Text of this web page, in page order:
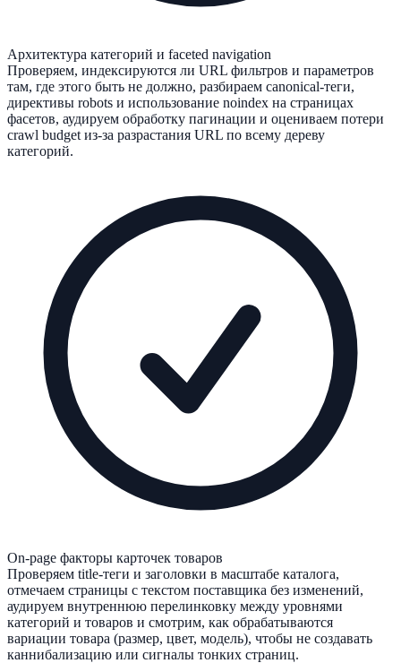
Архитектура категорий и faceted navigation
Проверяем, индексируются ли URL фильтров и параметров
там, где этого быть не должно, разбираем canonical-теги,
директивы robots и использование noindex на страницах
фасетов, аудируем обработку пагинации и оцениваем потери
crawl budget из-за разрастания URL по всему дереву
категорий.
On-page факторы карточек товаров
Проверяем title-теги и заголовки в масштабе каталога,
отмечаем страницы с текстом поставщика без изменений,
аудируем внутреннюю перелинковку между уровнями
категорий и товаров и смотрим, как обрабатываются
вариации товара (размер, цвет, модель), чтобы не создавать
каннибализацию или сигналы тонких страниц.